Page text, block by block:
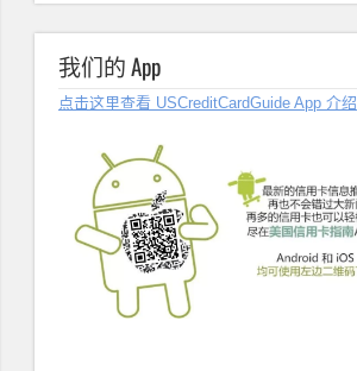
我们的 App
点击这里查看 USCreditCardGuide App 介绍